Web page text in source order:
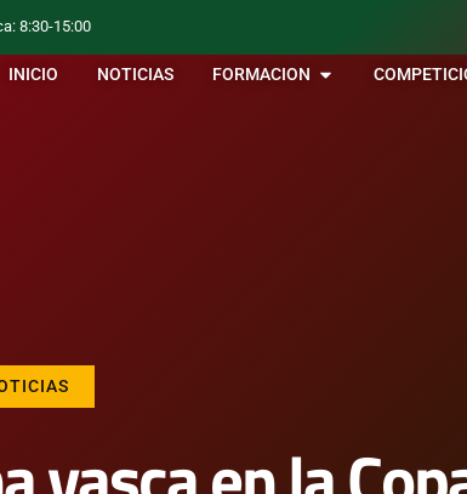
8:30-15:00
INICIO NOTICIAS FORMACION